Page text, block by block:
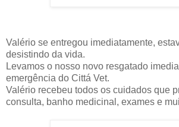
Valério se entregou imediatamente,
desistindo da vida.
Levamos o nosso novo resgatado
emergência do Cittá Vet.
Valério recebeu todos os cuidados que
consulta, banho medicinal, exames e